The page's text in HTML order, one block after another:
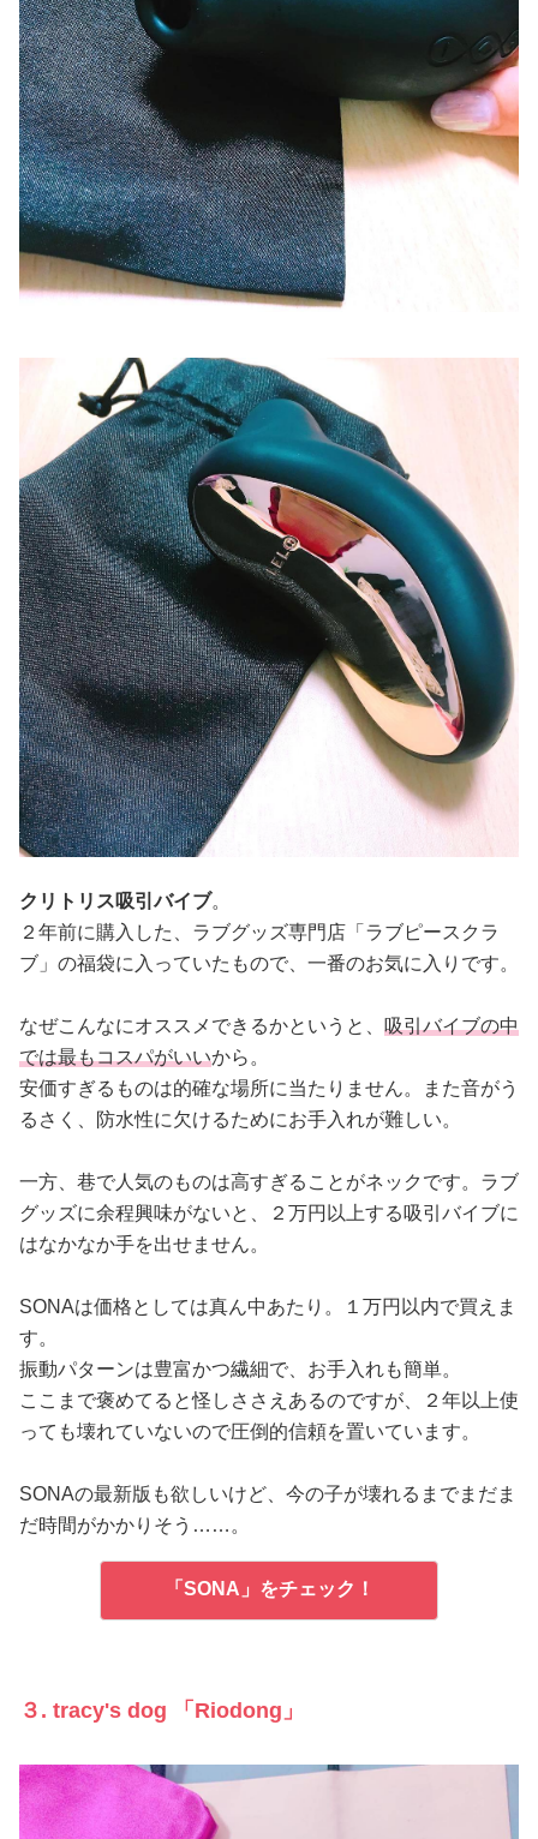
クリトリス吸引バイブ。
２年前に購入した、ラブグッズ専門店「ラブピースクラ
ブ」の福袋に入っていたもので、一番のお気に入りです。
なぜこんなにオススメできるかというと、 吸引バイブの中
では最もコスパがいいから。
安価すぎるものは的確な場所に当たりません。また音がう
るさく、防水性に欠けるためにお手入れが難しい。
一方、巷で人気のものは高すぎることがネックです。ラブ
グッズに余程興味がないと、２万円以上する吸引バイブに
はなかなか手を出せません。
SONAは価格としては真ん中あたり。１万円以内で買えま
す。
振動パターンは豊富かつ繊細で、お手入れも簡単。
ここまで褒めてると怪しささえあるのですが、２年以上使
っても壊れていないので圧倒的信頼を置いています。
SONAの最新版も欲しいけど、今の子が壊れるまでまだま
だ時間がかかりそう……。
「SONA」をチェック！
３. tracy's dog 「Riodong」